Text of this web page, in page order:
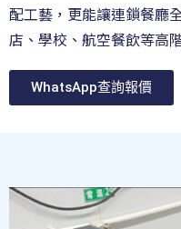
配工藝，更能讓連鎖餐廳
店、學校、航空餐飲等高
WhatsApp查詢報價